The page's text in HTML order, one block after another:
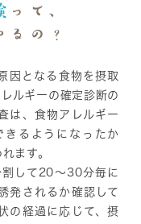
って、
るの？
因となる食物を摂取
ルギーの確定診断の
は、食物アレルギー
きるようになったか
ます。
して20～30分毎に
発されるか確認して
の経過に応じて、摂